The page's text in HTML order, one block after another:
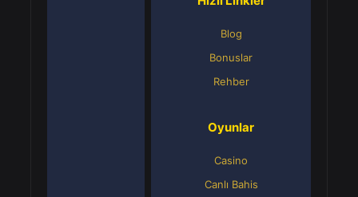
Blog
Bonuslar
Rehber
Oyunlar
Casino
Canlı Bahis